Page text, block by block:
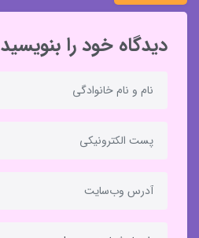
دیدگاه خود را بنویسید